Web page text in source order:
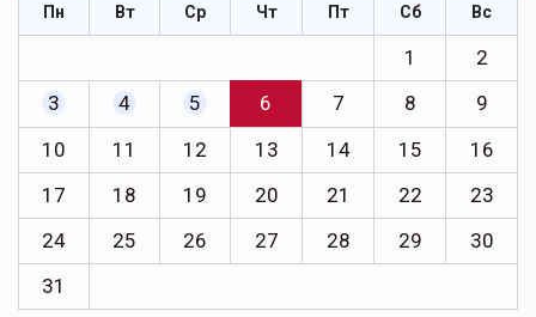
Пн Вт Ср Чт Пт Сб Вс
1
2
3
4 5 6 7 8
9
10
11 12 13 14 15
16
17
18 19 20 21 22
23
24
25 26 27 28 29
30
31